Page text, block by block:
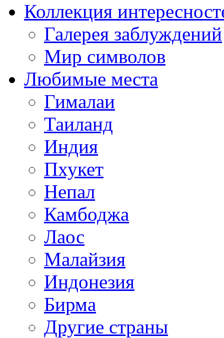
Коллекция
Галерея заблуждений
Мир символов
Любимые места
Гималаи
Таиланд
Индия
Пхукет
Непал
Камбоджа
Лаос
Малайзия
Индонезия
Бирма
Другие страны